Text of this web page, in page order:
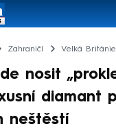
Zahraničí Velká Británie
nosit
diamant
neštěstí